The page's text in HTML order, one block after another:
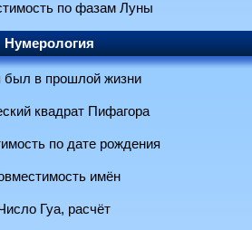
по фазам Луны
Нумерология
был в прошлой жизни
квадрат Пифагора
по дате рождения
имён
Гуа, расчёт